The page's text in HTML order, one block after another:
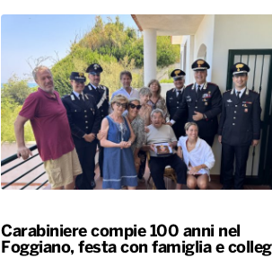
Carabiniere compie 100 anni nel
Foggiano, festa con famiglia e